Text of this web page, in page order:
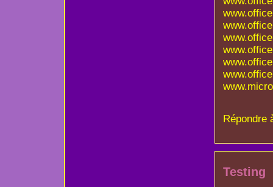
Répondre
Testing